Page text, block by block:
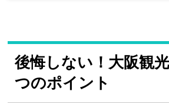
後悔しない！大阪観
つのポイント